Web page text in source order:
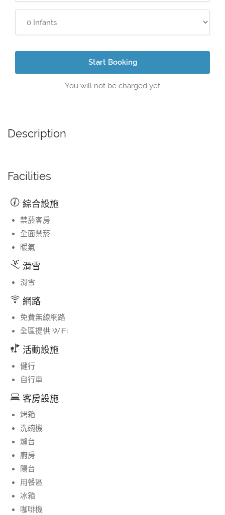
Start Booking
You will not be charged yet
Description
Facilities
綜合設施
禁菸客房
全面禁菸
暖氣
滑雪
滑雪
網路
免費無線網路
全區提供 WiFi
活動設施
健行
自行車
客房設施
烤箱
洗碗機
爐台
廚房
陽台
用餐區
冰箱
咖啡機